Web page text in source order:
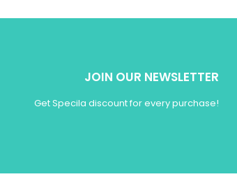
JOIN OUR NEWSLETTER
Get Specila discount for every purchase!